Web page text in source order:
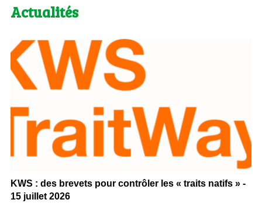
Actualités
KWS : des brevets pour contrôler les « traits natifs » -
15 juillet 2026